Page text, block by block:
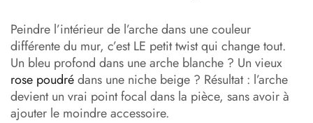
Peindre l’intérieur de l’arche dans une couleur
différente du mur, c’est LE petit twist qui change tout.
Un bleu profond dans une arche blanche ? Un vieux
rose poudrédans une niche beige ? Résultat : l’arche
devient un vrai point focal dans la pièce, sans avoir à
ajouter le moindre accessoire.